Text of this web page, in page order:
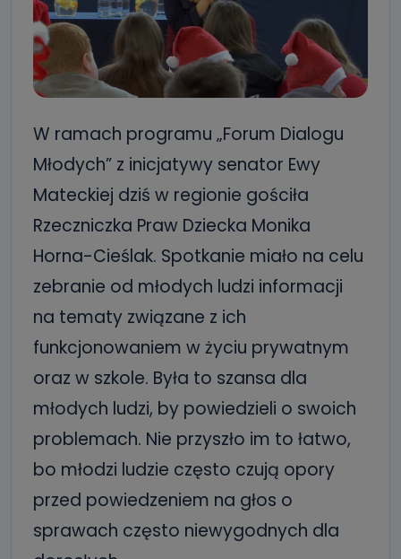
W ramach programu „Forum Dialogu
Młodych” z inicjatywy senator Ewy
Mateckiej dziś w regionie gościła
Rzeczniczka Praw Dziecka Monika
Horna-Cieślak. Spotkanie miało na celu
zebranie od młodych ludzi informacji
na tematy związane z ich
funkcjonowaniem w życiu prywatnym
oraz w szkole. Była to szansa dla
młodych ludzi, by powiedzieli o swoich
problemach. Nie przyszło im to łatwo,
bo młodzi ludzie często czują opory
przed powiedzeniem na głos o
sprawach często niewygodnych dla